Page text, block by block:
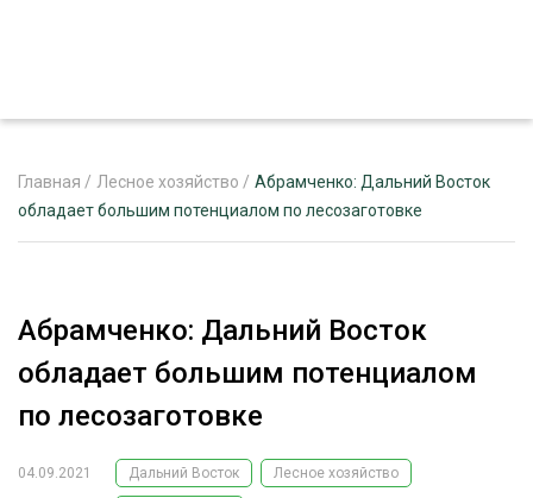
РЕКЛАМОДАТЕЛЯМ
ЛЕСНОЕ ХОЗЯЙСТВО
ЭКСПЕРТНОЕ МНЕНИЕ
Главная / Лесное хозяйство / Абрамченко: Дальний Восток
обладает большим потенциалом по лесозаготовке
Абрамченко: Дальний Восток
обладает большим потенциалом
по лесозаготовке
04.09.2021 Дальний Восток Лесное хозяйство